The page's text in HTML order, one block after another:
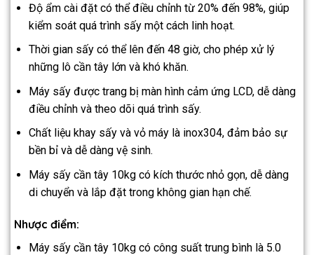
Độ ẩm cài đặt có thể điều chỉnh từ 20% đến 98%, giúp
kiểm soát quá trình sấy một cách linh hoạt.
Thời gian sấy có thể lên đến 48 giờ, cho phép xử lý
những lô cần tây lớn và khó khăn.
Máy sấy được trang bị màn hình cảm ứng LCD, dễ dàng
điều chỉnh và theo dõi quá trình sấy.
Chất liệu khay sấy và vỏ máy là inox304, đảm bảo sự
bền bỉ và dễ dàng vệ sinh.
Máy sấy cần tây 10kg có kích thước nhỏ gọn, dễ dàng
di chuyển và lắp đặt trong không gian hạn chế.
Nhược điểm:
Máy sấy cần tây 10kg có công suất trung bình là 5.0